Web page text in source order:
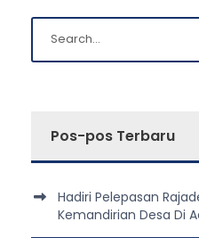
Pos-pos Terbaru
Hadiri Pelepasan
Kemandirian Desa Di